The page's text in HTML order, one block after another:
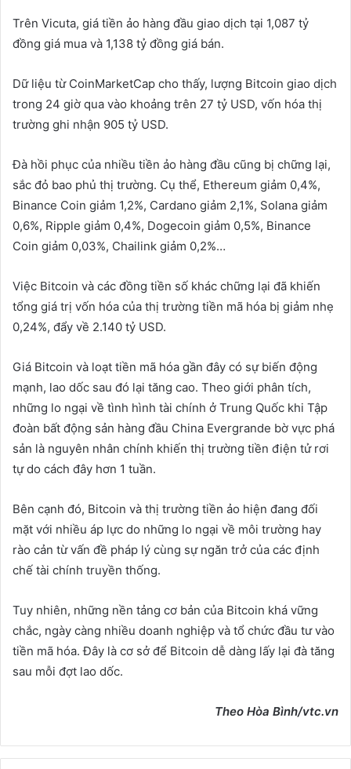
Trên Vicuta, giá tiền ảo hàng đầu giao dịch tại 1,087 tỷ
đồng giá mua và 1,138 tỷ đồng giá bán.
Dữ liệu từ CoinMarketCap cho thấy, lượng Bitcoin giao dịch
trong 24 giờ qua vào khoảng trên 27 tỷ USD, vốn hóa thị
trường ghi nhận 905 tỷ USD.
Đà hồi phục của nhiều tiền ảo hàng đầu cũng bị chững lại,
sắc đỏ bao phủ thị trường. Cụ thể, Ethereum giảm 0,4%,
Binance Coin giảm 1,2%, Cardano giảm 2,1%, Solana giảm
0,6%, Ripple giảm 0,4%, Dogecoin giảm 0,5%, Binance
Coin giảm 0,03%, Chailink giảm 0,2%…
Việc Bitcoin và các đồng tiền số khác chững lại đã khiến
tổng giá trị vốn hóa của thị trường tiền mã hóa bị giảm nhẹ
0,24%, đẩy về 2.140 tỷ USD.
Giá Bitcoin và loạt tiền mã hóa gần đây có sự biến động
mạnh, lao dốc sau đó lại tăng cao. Theo giới phân tích,
những lo ngại về tình hình tài chính ở Trung Quốc khi Tập
đoàn bất động sản hàng đầu China Evergrande bờ vực phá
sản là nguyên nhân chính khiến thị trường tiền điện tử rơi
tự do cách đây hơn 1 tuần.
Bên cạnh đó, Bitcoin và thị trường tiền ảo hiện đang đối
mặt với nhiều áp lực do những lo ngại về môi trường hay
rào cản từ vấn đề pháp lý cùng sự ngăn trở của các định
chế tài chính truyền thống.
Tuy nhiên, những nền tảng cơ bản của Bitcoin khá vững
chắc, ngày càng nhiều doanh nghiệp và tổ chức đầu tư vào
tiền mã hóa. Đây là cơ sở để Bitcoin dễ dàng lấy lại đà tăng
sau mỗi đợt lao dốc.
Theo Hòa Bình/vtc.vn